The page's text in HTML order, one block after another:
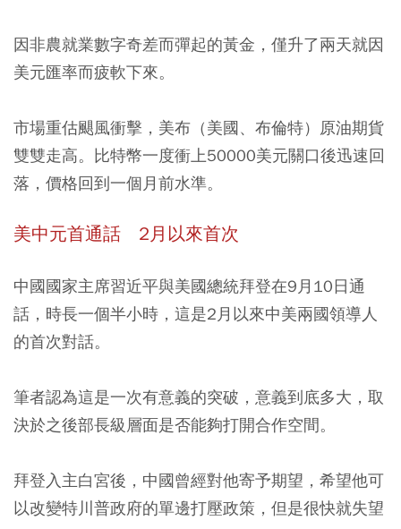
因非農就業數字奇差而彈起的黃金，僅升了兩天就因
美元匯率而疲軟下來。
市場重估颶風衝擊，美布（美國、布倫特）原油期貨
雙雙走高。比特幣一度衝上50000美元關口後迅速回
落，價格回到一個月前水準。
美中元首通話 2月以來首次
中國國家主席習近平與美國總統拜登在9月10日通
話，時長一個半小時，這是2月以來中美兩國領導人
的首次對話。
筆者認為這是一次有意義的突破， 意義到底多大，取
決於之後部長級層面是否能夠打開合作空間。
拜登入主白宮後，中國曾經對他寄予期望，希望他可
以改變特川普政府的單邊打壓政策，但是很快就失望